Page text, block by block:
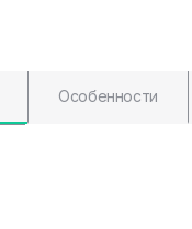
Особенности